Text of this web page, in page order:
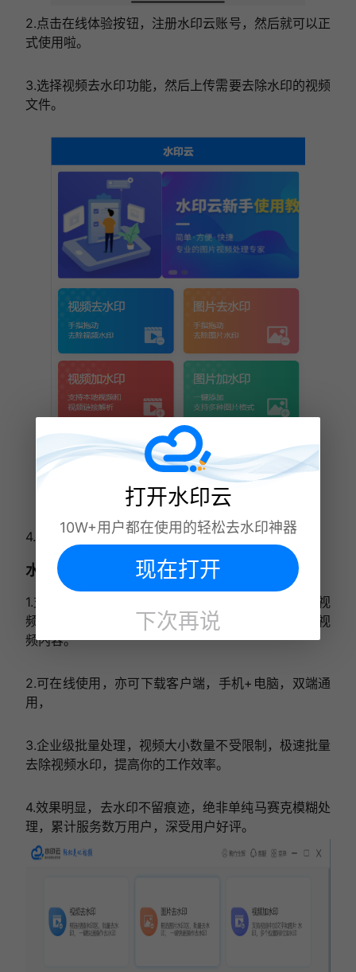
2.点击在线体验按钮，注册水印云账号，然后就可以正
式使用啦。
3.选择视频去水印功能，然后上传需要去除水印的视频
文件。
4.框选水印区域，点击确定即可完美去除视频水印。
水印云视频去水印优势
1.支持在线解析无水印短视频，**、西瓜视频、火山视
频，数十个主流短视频平台，一键在线提取无水印的视
频内容。
2.可在线使用，亦可下载客户端，手机+电脑，双端通
用，
3.企业级批量处理，视频大小数量不受限制，极速批量
去除视频水印，提高你的工作效率。
4.效果明显，去水印不留痕迹，绝非单纯马赛克模糊处
理，累计服务数万用户，深受用户好评。
打开水印云
10W+用户都在使用的轻松去水印神器
现在打开
下次再说